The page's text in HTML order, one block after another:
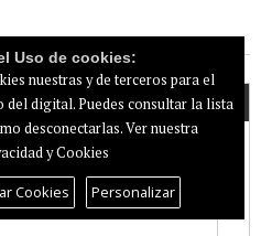
Uso de cookies:
nuestras y de terceros para el
del digital. Puedes consultar la lista
desconectarlas.Ver nuestra
y Cookies
Cookies Personalizar